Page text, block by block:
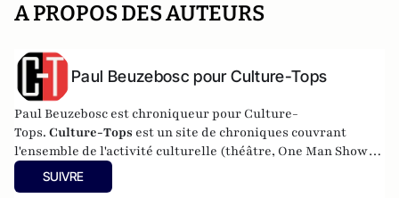
A PROPOS DES AUTEURS
Paul Beuzebosc pour Culture-Tops
Paul Beuzebosc est chroniqueur pour Culture-
Tops. Culture-Tops est un site de chroniques couvrant
l'ensemble de l'activité culturelle (théâtre, One Man Shows,
opéras, ballets, spectacles divers, cinéma, expos, livres,
etc.).
SUIVRE